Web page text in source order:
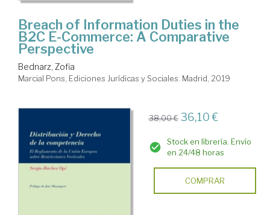
Breach of Information Duties in the
B2C E-Commerce: A Comparative
Perspective
Bednarz, Zofia
Marcial Pons, Ediciones Jurídicas y Sociales. Madrid, 2019
38,00 € 36,10 €
Stock en librería. Envío
en 24/48 horas
COMPRAR